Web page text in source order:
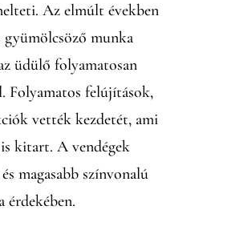
Az elmúlt években
gyümölcsöző munka
üdülő folyamatosan
Folyamatos felújítások,
vették kezdetét, ami
kitart. A vendégek
magasabb színvonalú
érdekében.